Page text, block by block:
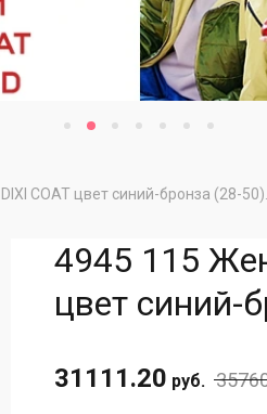
COAT цвет синий-бронза (28-
4945 115
цвет синий-
31111.20 руб.